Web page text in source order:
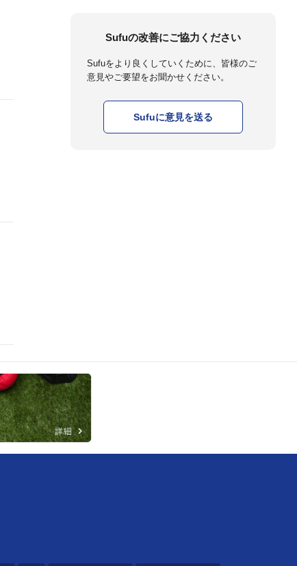
Sufuの改善にご協力ください
Sufuをより良くしていくために、皆様のご
意見やご要望をお聞かせください。
Sufuに意見を送る